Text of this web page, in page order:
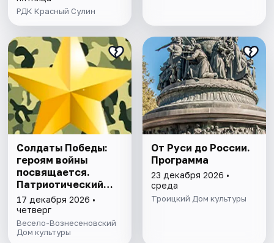
РДК Красный Сулин
Солдаты Победы:
героям войны
посвящается.
Патриотический
экскурс
17 декабря 2026 •
четверг
Весело-Вознесеновский
Дом культуры
От Руси до России.
Программа
23 декабря 2026 •
среда
Троицкий Дом культуры